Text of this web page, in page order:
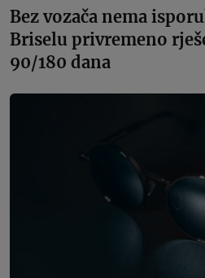
Bez vozača nema
Briselu privremeno
90/180 dana